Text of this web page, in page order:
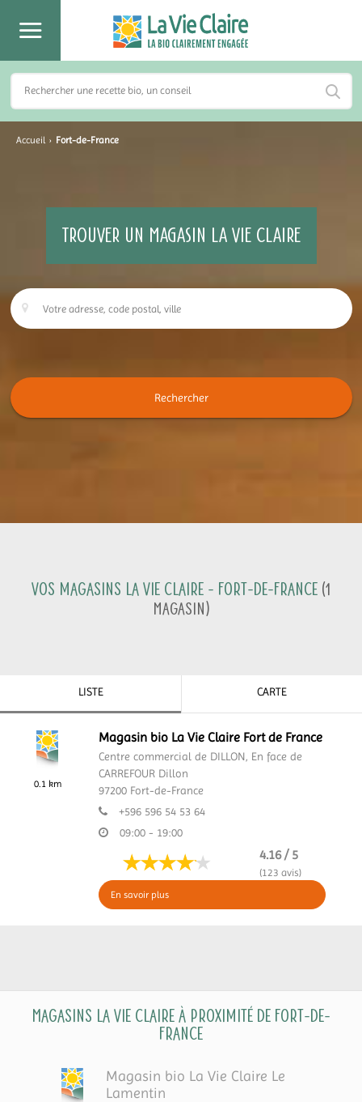
Accueil › Fort-de-France
TROUVER UN MAGASIN LA VIE CLAIRE
Rechercher
Vos magasins La Vie Claire - Fort-de-France (1
Magasin)
LISTE CARTE
0.1 km
Magasin bio La Vie Claire Fort de France
Centre commercial de DILLON, En face de
CARREFOUR Dillon
97200 Fort-de-France
+596 596 54 53 64
09:00 - 19:00
4.16 / 5
(123 avis)
En savoir plus
Magasins La Vie Claire à proximité de Fort-de-
France
Magasin bio La Vie Claire Le
Lamentin